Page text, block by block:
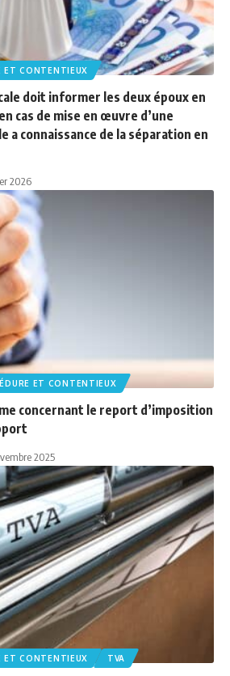
ET CONTENTIEUX
doit informer les deux époux en
cas de mise en œuvre d’une
a connaissance de la séparation en
2026
ET CONTENTIEUX
concernant le report d’imposition
2025
ET CONTENTIEUX TVA